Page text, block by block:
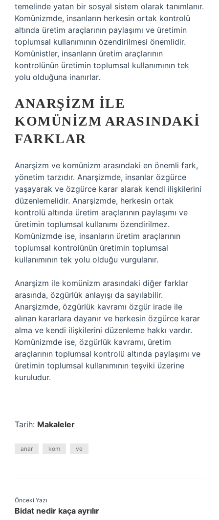
temelinde yatan bir sosyal sistem olarak tanımlanır.
Komünizmde, insanların herkesin ortak kontrolü
altında üretim araçlarının paylaşımı ve üretimin
toplumsal kullanımının özendirilmesi önemlidir.
Komünistler, insanların üretim araçlarının
kontrolünün üretimin toplumsal kullanımının tek
yolu olduğuna inanırlar.
ANARŞIZM ILE
KOMÜNIZM ARASINDAKI
FARKLAR
Anarşizm ve komünizm arasındaki en önemli fark,
yönetim tarzıdır. Anarşizmde, insanlar özgürce
yaşayarak ve özgürce karar alarak kendi ilişkilerini
düzenlemelidir. Anarşizmde, herkesin ortak
kontrolü altında üretim araçlarının paylaşımı ve
üretimin toplumsal kullanımı özendirilmez.
Komünizmde ise, insanların üretim araçlarının
toplumsal kontrolünün üretimin toplumsal
kullanımının tek yolu olduğu vurgulanır.
Anarşizm ile komünizm arasındaki diğer farklar
arasında, özgürlük anlayışı da sayılabilir.
Anarşizmde, özgürlük kavramı özgür irade ile
alınan kararlara dayanır ve herkesin özgürce karar
alma ve kendi ilişkilerini düzenleme hakkı vardır.
Komünizmde ise, özgürlük kavramı, üretim
araçlarının toplumsal kontrolü altında paylaşımı ve
üretimin toplumsal kullanımının teşviki üzerine
kuruludur.
Tarih: Makaleler
anar kom ve
Önceki Yazı
Bidat nedir kaça ayrılır